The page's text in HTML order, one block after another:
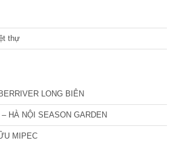
thự
LONG BIÊN
HÀ NỘI SEASON GARDEN
MIPEC